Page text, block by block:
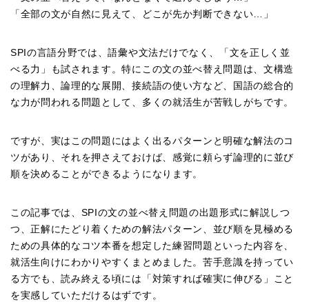
「全部の文が自然に見えて、どこが先か判断できない…」
SPIの言語分野では、語彙や文法だけでなく、「文を正しく並
べる力」も試されます。特にこの文の並べ替え問題は、文構造
の理解力、論理的な展開、接続語の使い方など、国語の総合的
な力が問われる問題として、多くの就活生が苦戦しがちです。
ですが、実はこの問題にはよく出るパターンと明確な解法のコ
ツがあり、それを押さえておけば、感覚に頼らず論理的に並び
順を決めることができるようになります。
この記事では、SPIの文の並べ替え問題の出題形式に解説しつ
つ、正解にたどり着くための解法パターン、並び順を見極める
ための具体的なコツ本番を想定した練習問題といった内容を、
就活生向けにわかりやすくまとめました。苦手意識を持ってい
る方でも、読み終える頃には「対策すれば確実に伸びる」こと
を実感していただけるはずです。